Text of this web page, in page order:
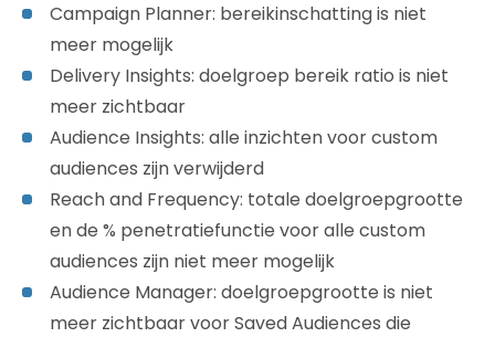
Campaign Planner: bereikinschatting is niet
meer mogelijk
Delivery Insights: doelgroep bereik ratio is niet
meer zichtbaar
Audience Insights: alle inzichten voor custom
audiences zijn verwijderd
Reach and Frequency: totale doelgroepgrootte
en de % penetratiefunctie voor alle custom
audiences zijn niet meer mogelijk
Audience Manager: doelgroepgrootte is niet
meer zichtbaar voor Saved Audiences die